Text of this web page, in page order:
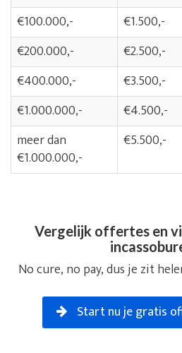
€100.000,-
€1.500,-
€200.000,-
€2.500,-
€400.000,-
€3.500,-
€1.000.000,-
€4.500,-
meer dan
€1.000.000,-
€5.500,-
Vergelijk offertes en
No cure, no pay, dus je zit
Start nu je gratis